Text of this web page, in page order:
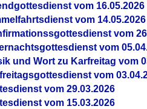
vom 16.05.2026
vom 14.05.2026
vom
vom
und Wort zu Karfreitag vom
vom
vom 29.03.2026
vom 15.03.2026